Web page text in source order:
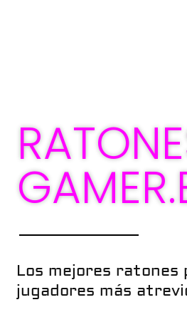
Los mejores ratones
jugadores más